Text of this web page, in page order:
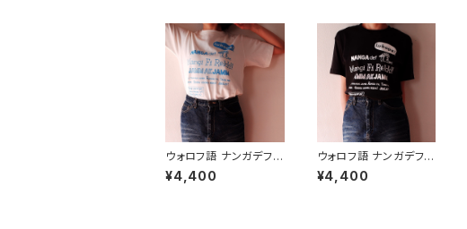
ウォロフ語 ナンガデフT
shirts - オーガニック
コットン ナチュラル
¥4,400
ウォロフ語 ナンガデフT
shirts - オーガニック
コットン スミクロ
¥4,400